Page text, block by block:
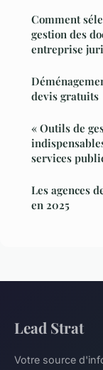
Comment
gestion des
entreprise
devis gratuits
« Outils de
services
Les agences
en 2025
Lead Strat
Votre source